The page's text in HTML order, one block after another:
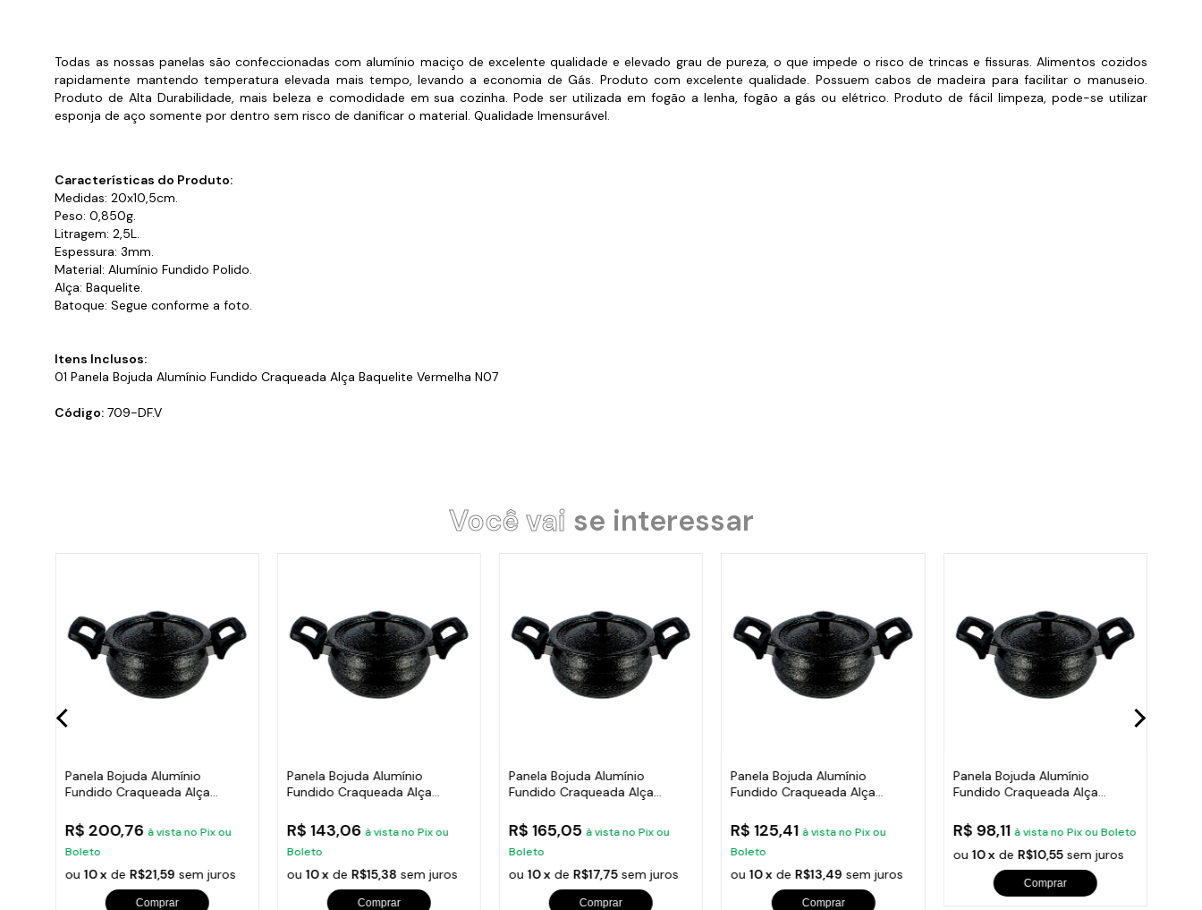
Ver Tudo
Todas as nossas panelas são confeccionadas com alumínio maciço de excelente qualidade e elevado grau de pureza, o que impede o risco de trincas e fissuras. Alimentos cozidos
rapidamente mantendo temperatura elevada mais tempo, levando a economia de Gás. Produto com excelente qualidade. Possuem cabos de madeira para facilitar o manuseio.
Produto de Alta Durabilidade, mais beleza e comodidade em sua cozinha. Pode ser utilizada em fogão a lenha, fogão a gás ou elétrico. Produto de fácil limpeza, pode-se utilizar
esponja de aço somente por dentro sem risco de danificar o material. Qualidade Imensurável.
Características do Produto:
Medidas: 20x10,5cm.
Peso: 0,850g.
Litragem: 2,5L.
Espessura: 3mm.
Material: Alumínio Fundido Polido.
Alça: Baquelite.
Batoque: Segue conforme a foto.
Itens Inclusos:
01 Panela Bojuda Alumínio Fundido Craqueada Alça Baquelite Vermelha N07
Código: 709-DF.V
Você vai se interessar
Panela Bojuda Alumínio
Fundido Craqueada Alça
R$ 200,76 à vista no Pix ou
Boleto
ou10 x de R$21,59 sem juros
Comprar
Panela Bojuda Alumínio
Fundido Craqueada Alça
R$ 143,06 à vista no Pix ou
Boleto
ou10 x de R$15,38 sem juros
Comprar
Panela Bojuda Alumínio
Fundido Craqueada Alça
R$ 165,05 à vista no Pix ou
Boleto
ou10 x de R$17,75sem juros
Comprar
Panela Bojuda Alumínio
Fundido Craqueada Alça
R$ 125,41à vista no Pix ou
Boleto
ou10 x deR$13,49 sem juros
Comprar
Panela Bojuda Alumínio
Fundido Craqueada Alça
R$ 98,11 à vista no Pix ou Boleto
ou10 x de R$10,55sem juros
Comprar